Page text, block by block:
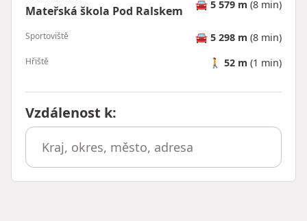
Mateřská škola Pod Ralskem 🚘 5 579 m (8 min)
Sportoviště 🚘 5 298 m (8 min)
Hřiště 🚶 52 m (1 min)
Vzdálenost k: